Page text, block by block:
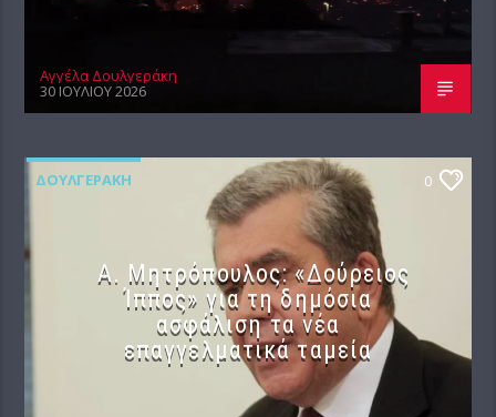
Αγγέλα Δουλγεράκη
30 ΙΟΥΛΊΟΥ 2026
ΔΟΥΛΓΕΡΆΚΗ 0
Α. Μητρόπουλος: «Δούρειος
Ίππος» για τη δημόσια
ασφάλιση τα νέα
επαγγελματικά ταμεία